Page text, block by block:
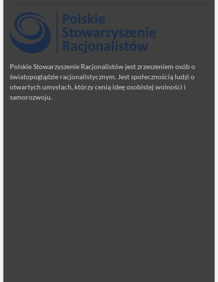
Polskie Stowarzyszenie Racjonalistów jest zrzeszeniem osób o
światopoglądzie racjonalistycznym. Jest społecznością ludzi o
otwartych umysłach, którzy cenią ideę osobistej wolności i
samorozwoju.